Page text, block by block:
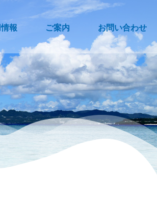
報 ご案内 お問い合わせ